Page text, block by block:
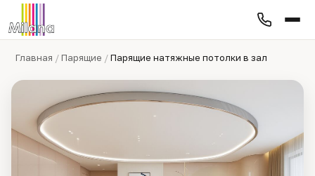
Главная /Парящие /Парящие натяжные потолки в зал